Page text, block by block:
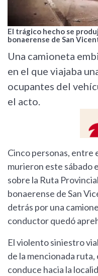
El trágico hecho se
bonaerense de San
Una camioneta
en el que viajaba
ocupantes del
el acto.
Cinco personas, entre
murieron este sábado
sobre la Ruta
bonaerense de San
detrás por una
conductor quedó
El violento siniestro
de la mencionada
conduce hacia la